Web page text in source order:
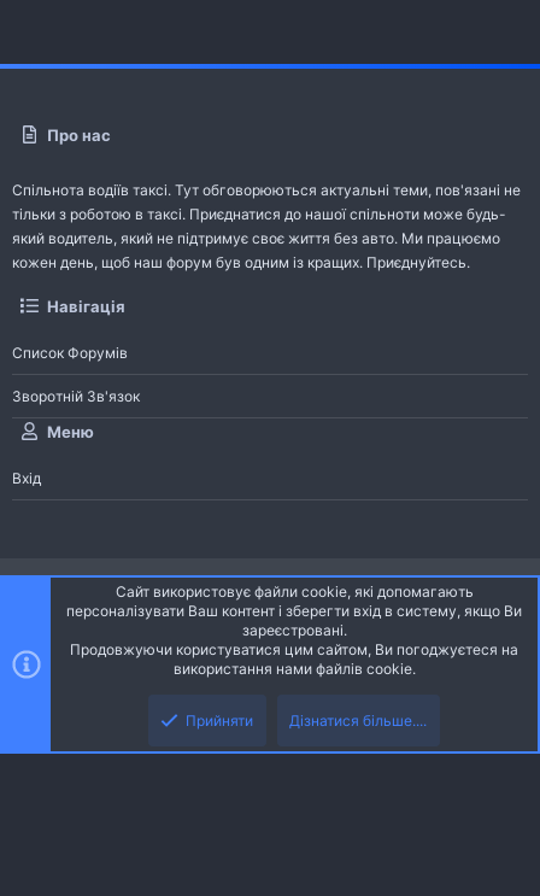
Про нас
Спільнота водіїв таксі. Тут обговорюються актуальні теми, пов'язані не
тільки з роботою в таксі. Приєднатися до нашої спільноти може будь-
який водитель, який не підтримує своє життя без авто. Ми працюємо
кожен день, щоб наш форум був одним із кращих. Приєднуйтесь.
Навігація
Список Форумів
Зворотній Зв'язок
Меню
Вхід
Ніч
Українська (UA)
S
Community platform by XenForo® © 2010-2026 XenForo Ltd.
Community platform by XenForo © 2010-2022 XenForo Ltd. | dev: Pages
Сайт використовує файли cookie, які допомагають
персоналізувати Ваш контент і зберегти вхід в систему, якщо Ви
зареєстровані.
Продовжуючи користуватися цим сайтом, Ви погоджуєтеся на
використання нами файлів cookie.
Прийняти Дізнатися більше....